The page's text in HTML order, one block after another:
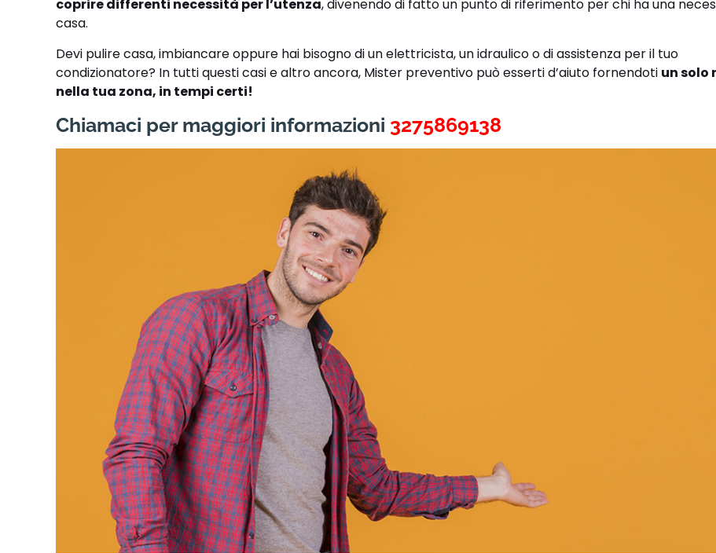
coprire differenti necessità per l’utenza, divenendo di fatto un punto di riferimento per chi ha una
casa.
Devi pulire casa, imbiancare oppure hai bisogno di un elettricista, un idraulico o di assistenza per il tuo
condizionatore? In tutti questi casi e altro ancora, Mister preventivo può esserti d’aiuto fornendoti un solo
nella tua zona, in tempi certi!
Chiamaci per maggiori informazioni 3275869138